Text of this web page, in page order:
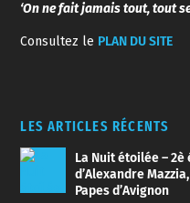
‘On ne fait jamais tout, tout
Consultez le PLAN DU SITE
LES ARTICLES RÉCENTS
La Nuit étoilée –
d’Alexandre
Papes d’Avignon